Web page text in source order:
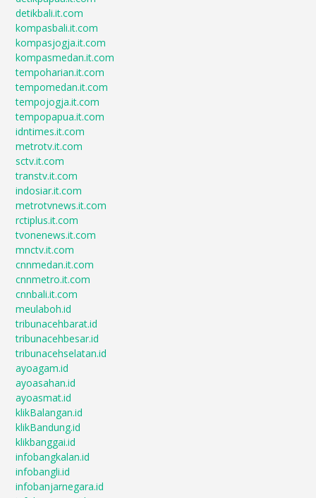
detikbali.it.com
kompasbali.it.com
kompasjogja.it.com
kompasmedan.it.com
tempoharian.it.com
tempomedan.it.com
tempojogja.it.com
tempopapua.it.com
idntimes.it.com
metrotv.it.com
sctv.it.com
transtv.it.com
indosiar.it.com
metrotvnews.it.com
rctiplus.it.com
tvonenews.it.com
mnctv.it.com
cnnmedan.it.com
cnnmetro.it.com
cnnbali.it.com
meulaboh.id
tribunacehbarat.id
tribunacehbesar.id
tribunacehselatan.id
ayoagam.id
ayoasahan.id
ayoasmat.id
klikBalangan.id
klikBandung.id
klikbanggai.id
infobangkalan.id
infobangli.id
infobanjarnegara.id